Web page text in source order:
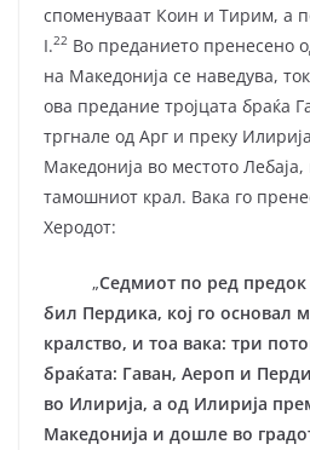
споменуваат Коин и Тирим, а
I.22 Во преданието пренесено
на Македонија се наведува,
ова предание тројцата браќа
тргнале од Арг и преку
Македонија во местото Лебаја,
тамошниот крал. Вака го
Херодот:
„Седмиот по ред предок
бил Пердика, кој го основал
кралство, и тоа вака: три
браќата: Гаван, Аероп и
во Илирија, а од Илирија
Македонија и дошле во